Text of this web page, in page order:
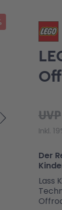
UVP
Inkl.
Der
Lass